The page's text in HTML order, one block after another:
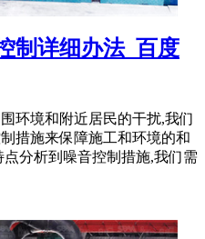
制详细办法_百度
环境和附近居民的干扰,我们
措施来保障施工和环境的和
分析到噪音控制措施,我们需